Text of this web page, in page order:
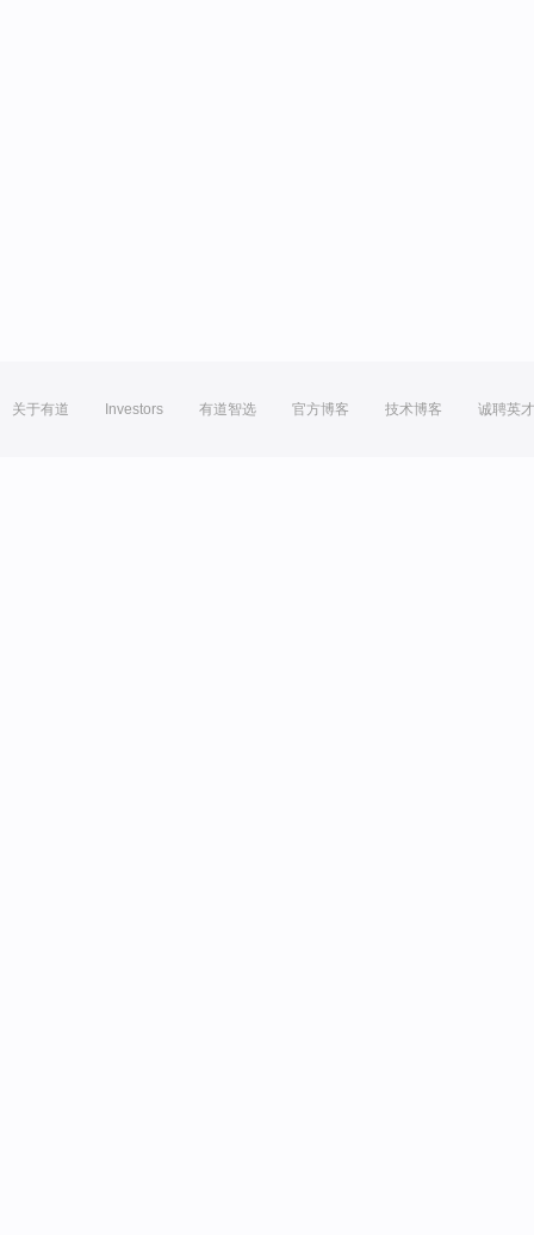
关于有道 Investors 有道智选 官方博客 技术博客 诚聘英才